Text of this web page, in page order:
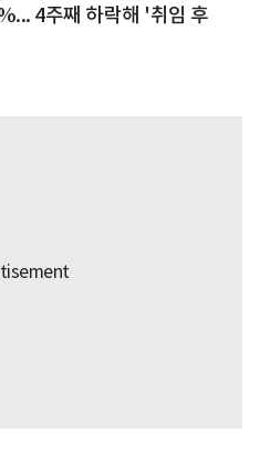
4주째 하락해 '취임 후